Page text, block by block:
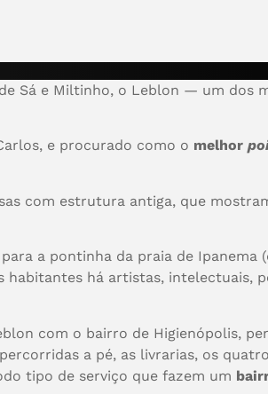
Sá e Miltinho, o Leblon — um dos
e procurado como o melhor
com estrutura antiga, que
a pontinha da praia de Ipanema
habitantes há artistas, intelectuais,
com o bairro de Higienópolis,
a pé, as livrarias, os
tipo de serviço que fazem um